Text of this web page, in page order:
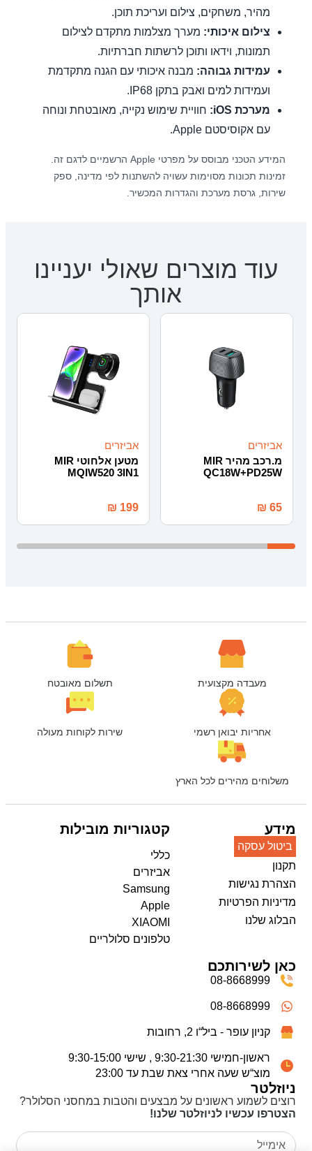
מהיר, משחקים, צילום ועריכת תוכן.
צילום איכותי: מערך מצלמות מתקדם לצילום
תמונות, וידאו ותוכן לרשתות חברתיות.
עמידות גבוהה: מבנה איכותי עם הגנה מתקדמת
ועמידות למים ואבק בתקן IP68.
מערכת iOS:
חוויית שימוש נקייה, מאובטחת ונוחה
עם אקוסיסטם Apple.
המידע הטכני מבוסס על מפרטי Apple הרשמיים לדגם זה.
זמינות תכונות מסוימות עשויה להשתנות לפי מדינה, ספק
שירות, גרסת מערכת והגדרות המכשיר.
עוד מוצרים שאולי יעניינו
אותך
אביזרים
מ.רכב מהיר MIR
QC18W+PD25W
₪ 65
אביזרים
מטען אלחוטי MIR
MQIW520 3IN1
₪ 199
מעבדה מקצועית תשלום מאובטח
אחריות יבואן רשמי שירות לקוחות מעולה
משלוחים מהירים לכל הארץ
ניוזלטר
רוצים לשמוע ראשונים על מבצעים והטבות במחסני הסלולר?
הצטרפו עכשיו לניוזלטר שלנו!
מידע
ביטול עסקה
תקנון
הצהרת נגישות
מדיניות הפרטיות
הבלוג שלנו
קטגוריות מובילות
כללי
אביזרים
Samsung
Apple
XIAOMI
טלפונים סלולריים
כאן לשירותכם
08-8668999
08-8668999
קניון עופר - ביל“ו 2, רחובות
ראשון-חמישי 9:30-21:30 , שישי 9:30-15:00
מוצ“ש שעה אחרי צאת שבת עד 23:00